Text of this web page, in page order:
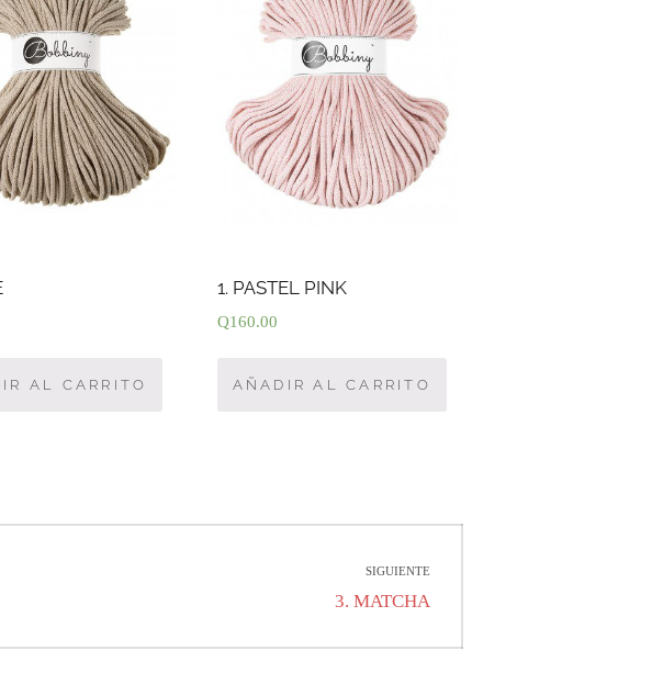
AL CARRITO
1. PASTEL PINK
Q160.00
AÑADIR AL CARRITO
SIGUIENTE
Entrada
3. MATCHA